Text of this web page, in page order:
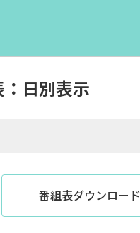
日別表示
番組表ダウンロード